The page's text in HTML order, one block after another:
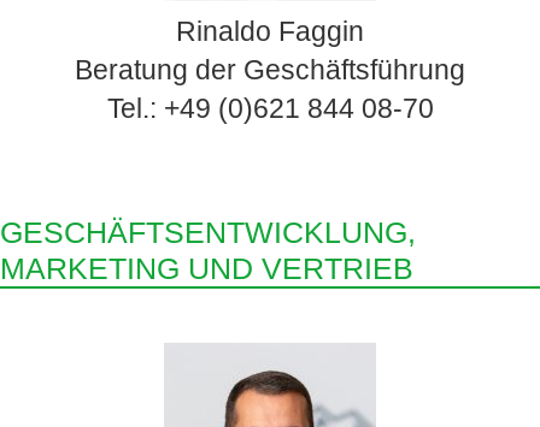
Rinaldo Faggin
Beratung der Geschäftsführung
Tel.: +49 (0)621 844 08-70
GESCHÄFTSENTWICKLUNG,
MARKETING UND VERTRIEB